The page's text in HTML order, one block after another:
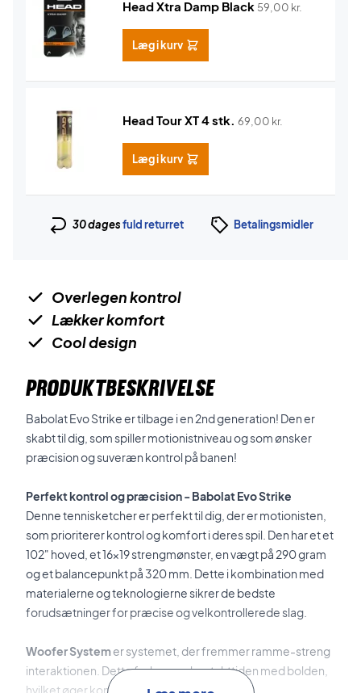
Head Xtra Damp Black 59,00 kr.
Læg i kurv
Head Tour XT 4 stk. 69,00 kr.
Læg i kurv
30 dagesfuld returret Betalingsmidler
Overlegen kontrol
Lækker komfort
Cool design
PRODUKTBESKRIVELSE
Babolat Evo Strike er tilbage i en 2nd generation! Den er
skabt til dig, som spiller motionistniveau og som ønsker
præcision og suveræn kontrol på banen!
Perfekt kontrol og præcision - Babolat Evo Strike
Denne tennisketcher er perfekt til dig, der er motionisten,
som prioriterer kontrol og komfort i deres spil. Den har et et
102" hoved, et 16x19 strengmønster, en vægt på 290 gram
og et balancepunkt på 320 mm. Dette i kombination med
materialerne og teknologierne sikrer de bedste
forudsætninger for præcise og velkontrollerede slag.
Woofer Systemer systemet, der fremmer ramme-streng
interaktionen. Dette forlænger kontakttiden med bolden,
hvilket øger kontrollen og komforten.